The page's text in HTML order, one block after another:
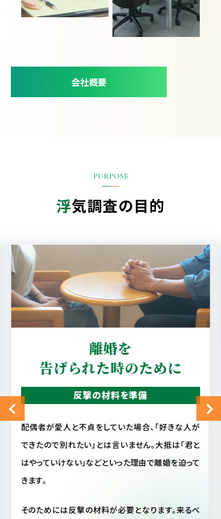
会社概要
浮気調査の目的
真実を知りたい
配偶者の行動を確認
配偶者に不審を感じ、配偶者の行動が読めない場
合、相手がいま何をしているのか気になって気になっ
てしょうがない事と思います。
ません。仮に配偶者が不貞行動をとっていなかった